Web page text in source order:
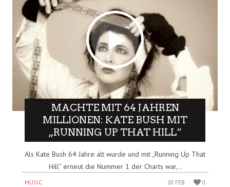
MACHTE MIT 64 JAHREN
MILLIONEN: KATE BUSH MIT
„RUNNING UP THAT HILL“
Als Kate Bush 64 Jahre alt wurde und mit „Running Up That
Hill“ erneut die Nummer 1 der Charts war,..
MUSIC 20 FEB. 0